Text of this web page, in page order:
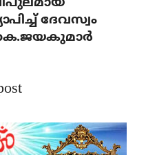
ദേവസ്വം